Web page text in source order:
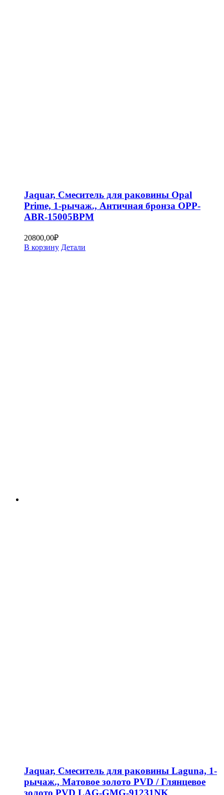
Jaquar, Смеситель для раковины Opal
Prime, 1-рычаж., Античная бронза OPP-
ABR-15005BPM
20800,00₽
В корзину Детали
Jaquar, Смеситель для раковины Laguna, 1-
рычаж., Матовое золото PVD / Глянцевое
золото PVD LAG-GMG-91231NK